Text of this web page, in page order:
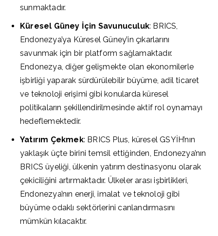
sunmaktadır.
Küresel Güney İçin Savunuculuk: BRICS,
Endonezya’ya Küresel Güney’in çıkarlarını
savunmak için bir platform sağlamaktadır.
Endonezya, diğer gelişmekte olan ekonomilerle
işbirliği yaparak sürdürülebilir büyüme, adil ticaret
ve teknoloji erişimi gibi konularda küresel
politikaların şekillendirilmesinde aktif rol oynamayı
hedeflemektedir.
Yatırım Çekmek: BRICS Plus, küresel GSYİH’nın
yaklaşık üçte birini temsil ettiğinden, Endonezya’nın
BRICS üyeliği, ülkenin yatırım destinasyonu olarak
çekiciliğini artırmaktadır. Ülkeler arası işbirlikleri,
Endonezya’nın enerji, imalat ve teknoloji gibi
büyüme odaklı sektörlerini canlandırmasını
mümkün kılacaktır.